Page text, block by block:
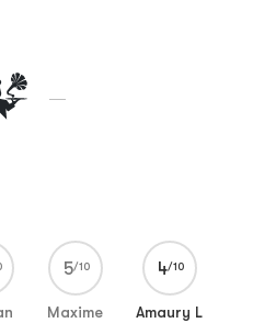
5
Maxime
4
Amaury L